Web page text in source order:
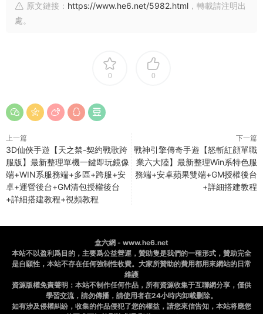
原文鏈接： https://www.he6.net/5982.html ，轉載請注明出
處。
0 0
上一篇
3D仙俠手遊【天之禁-契約戰歌跨
服版】最新整理單機一鍵即玩鏡像
端+WIN系服務端+多區+跨服+安
卓+運營後台+GM清包授權後台
+詳細搭建教程+視頻教程
下一篇
戰神引擎傳奇手遊【怒斬紅顔單職
業六大陸】最新整理Win系特色服
務端+安卓蘋果雙端+GM授權後台
+詳細搭建教程
盒六網 - www.he6.net
本站不以盈利爲目的，主要爲公益營運，贊助隻是我們的一種形式，贊助完全
是自願性，本站不存在任何強制性收費。大家所贊助的費用都用來網站的日常
維護
資源版權免責聲明：本站不制作任何作品，所有資源收集于互聯網分享，僅供
學習交流，請勿傳播，請使用者在24小時内卸載删除。
如有涉及侵權糾紛，收集的作品侵犯了您的權益，請您來信告知，本站将應您